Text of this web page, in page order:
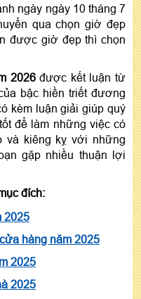
ngày ngày 10 tháng 7
qua chọn giờ đẹp
được giờ đẹp thì chọn
2026được kết luận từ
bậc hiền triết đương
kèm luận giải giúp quý
để làm những việc có
và kiêng kỵ với những
gặp nhiều thuận lợi
đích:
2025
hàng năm 2025
2025
2025